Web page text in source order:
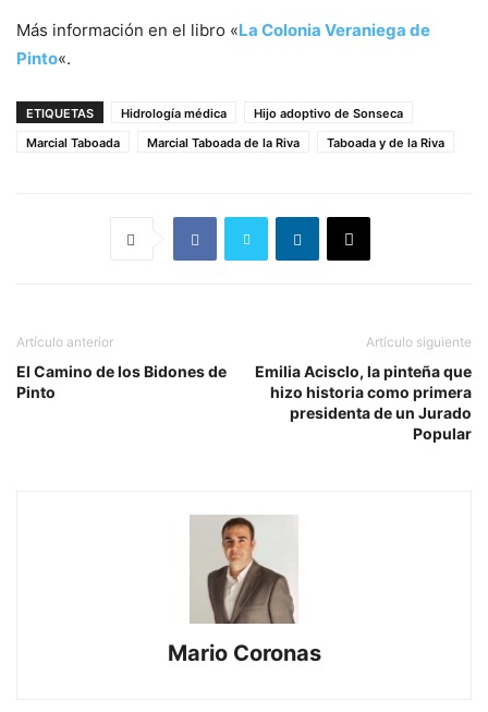
Más información en el libro «La Colonia Veraniega de
Pinto«.
ETIQUETAS Hidrología médica
Hijo adoptivo de Sonseca
Marcial Taboada
Marcial Taboada de la Riva Taboada y de la Riva
Artículo anterior
El Camino de los Bidones de
Pinto
Artículo siguiente
Emilia Acisclo, la pinteña que
hizo historia como primera
presidenta de un Jurado
Popular
Mario Coronas